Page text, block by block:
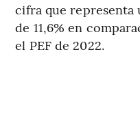
cifra que
de 11,6% en
el PEF de 2022.